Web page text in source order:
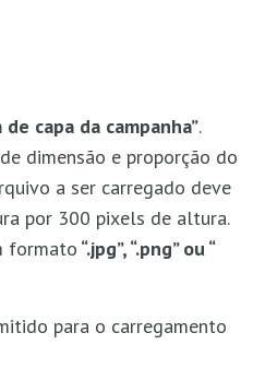
de capa da campanha”.
dimensão e proporção do
a ser carregado deve
por 300 pixels de altura.
formato “.jpg”, “.png” ou “
para o carregamento